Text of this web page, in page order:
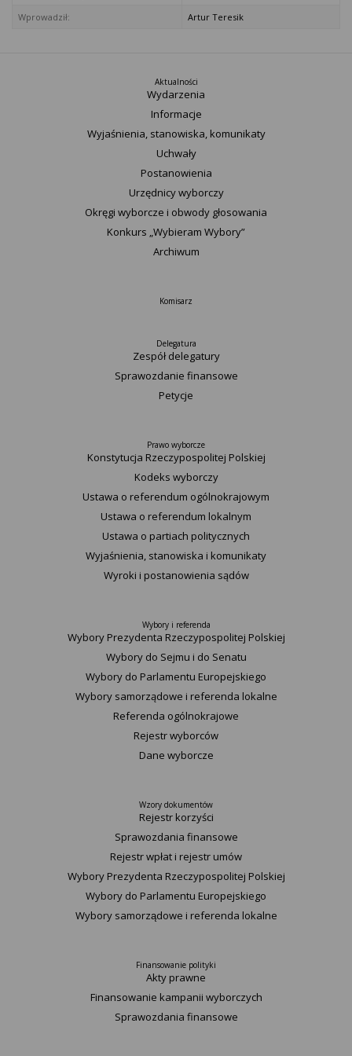
Wprowadził:
Artur Teresik
Aktualności
Wydarzenia
Informacje
Wyjaśnienia, stanowiska, komunikaty
Uchwały
Postanowienia
Urzędnicy wyborczy
Okręgi wyborcze i obwody głosowania
Konkurs „Wybieram Wybory”
Archiwum
Komisarz
Delegatura
Zespół delegatury
Sprawozdanie finansowe
Petycje
Prawo wyborcze
Konstytucja Rzeczypospolitej Polskiej​
Kodeks wyborczy
Ustawa o referendum ogólnokrajowym
Ustawa o referendum lokalnym
Ustawa o partiach politycznych
Wyjaśnienia, stanowiska i komunikaty
Wyroki i postanowienia sądów
Wybory i referenda
Wybory Prezydenta Rzeczypospolitej Polskiej
Wybory do Sejmu i do Senatu
Wybory do Parlamentu Europejskiego
Wybory samorządowe i referenda lokalne
Referenda ogólnokrajowe
Rejestr wyborców
Dane wyborcze
Wzory dokumentów
Rejestr korzyści
Sprawozdania finansowe
Rejestr wpłat i rejestr umów
Wybory Prezydenta Rzeczypospolitej Polskiej
Wybory do Parlamentu Europejskiego
Wybory samorządowe i referenda lokalne
Finansowanie polityki
Akty prawne
Finansowanie kampanii wyborczych
Sprawozdania finansowe